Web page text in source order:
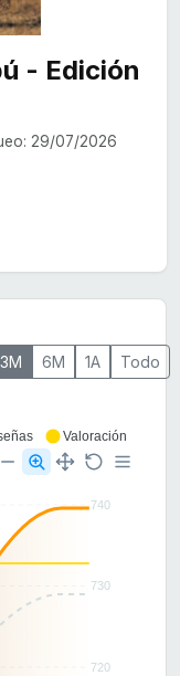
- Edición
29/07/2026
3M 6M 1A Todo
740
730
720
Valoración